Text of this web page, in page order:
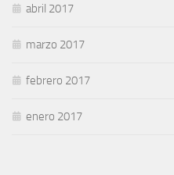
abril 2017
marzo 2017
febrero 2017
enero 2017